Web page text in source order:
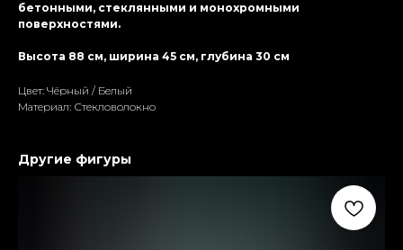
бетонными, стеклянными и монохромными
поверхностями.
Высота 88 см, ширина 45 см, глубина 30 см
Цвет: Чёрный / Белый
Материал: Стекловолокно
Другие фигуры